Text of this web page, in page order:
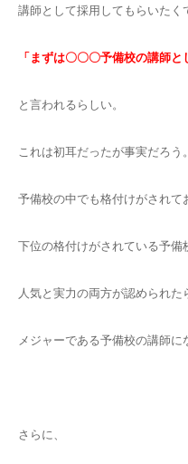
講師として採用してもらいたく
「まずは〇〇〇予備校の講師と
と言われるらしい。
これは初耳だったが事実だろう。
予備校の中でも格付けがされて
下位の格付けがされている予備
人気と実力の両方が認められた
メジャーである予備校の講師に
さらに、